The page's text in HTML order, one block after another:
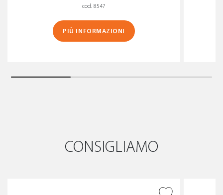
cod. 8547
PIÙ INFORMAZIONI
CONSIGLIAMO